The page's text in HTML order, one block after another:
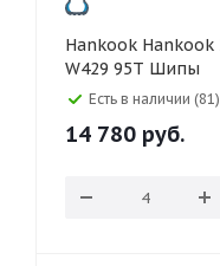
Hankook Hankook 225/45 R18 Winter i*Pike RS2
W429 95T Шипы
Есть в наличии (81)
14 780 руб.